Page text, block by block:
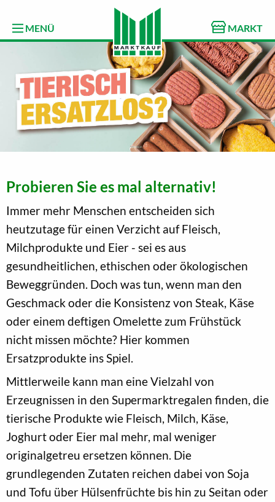
MENÜ MARKT
Probieren Sie es mal alternativ!
Immer mehr Menschen entscheiden sich
heutzutage für einen Verzicht auf Fleisch,
Milchprodukte und Eier - sei es aus
gesundheitlichen, ethischen oder ökologischen
Beweggründen. Doch was tun, wenn man den
Geschmack oder die Konsistenz von Steak, Käse
oder einem deftigen Omelette zum Frühstück
nicht missen möchte? Hier kommen
Ersatzprodukte ins Spiel.
Mittlerweile kann man eine Vielzahl von
Erzeugnissen in den Supermarktregalen finden, die
tierische Produkte wie Fleisch, Milch, Käse,
Joghurt oder Eier mal mehr, mal weniger
originalgetreu ersetzen können. Die
grundlegenden Zutaten reichen dabei von Soja
und Tofu über Hülsenfrüchte bis hin zu Seitan oder